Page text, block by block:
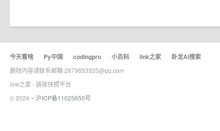
今天看啥 · Py中国 · codingpro · 小百科 · link之家 · 卧龙AI搜索
删除内容请联系邮箱 2879853325@qq.com
link之家 - 链接快照平台
© 2024 ~ 沪ICP备11025650号